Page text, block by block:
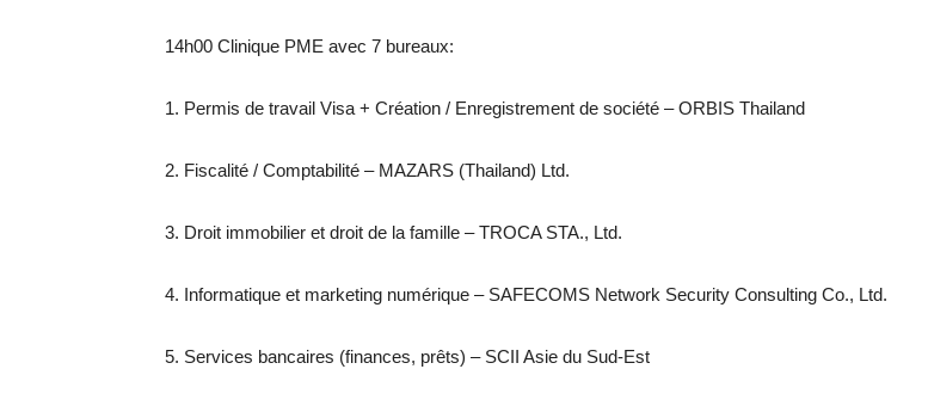
14h00 Clinique PME avec 7 bureaux:
1. Permis de travail Visa + Création / Enregistrement de société – ORBIS Thailand
2. Fiscalité / Comptabilité – MAZARS (Thailand) Ltd.
3. Droit immobilier et droit de la famille – TROCA STA., Ltd.
4. Informatique et marketing numérique – SAFECOMS Network Security Consulting Co., Ltd.
5. Services bancaires (finances, prêts) – SCII Asie du Sud-Est